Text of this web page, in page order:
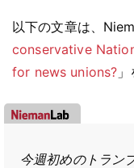
以下の文章は、
conservative
for news unions?
今週初めのトラン